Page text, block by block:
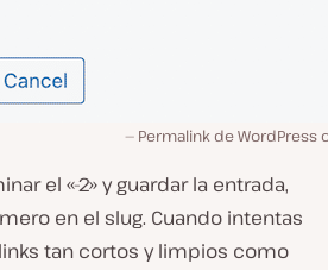
Permalink de WordPress
el «-2» y guardar la entrada,
en el slug. Cuando intentas
tan cortos y limpios como